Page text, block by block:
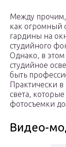
Между прочим,
как огромный
гардины на
студийного
Однако, в этом
студийное
быть
Практически
cвета,
фотосъемки
Видео-